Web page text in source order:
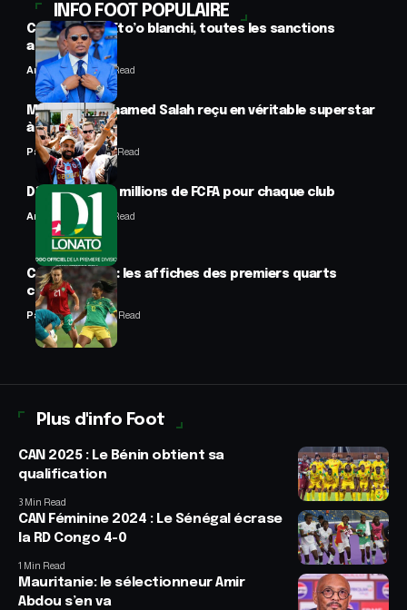
INFO FOOT POPULAIRE
CAF : Samuel Eto’o blanchi, toutes les sanctions
annulées
Anselme AVI2 Min Read
Mercato : Mohamed Salah reçu en véritable superstar
à Trabzon
Panafrofoot1 Min Read
D1 Lonato : 70 millions de FCFA pour chaque club
Anselme AVI 2 Min Read
CAN féminine : les affiches des premiers quarts
connues
Panafrofoot2 Min Read
Plus d'info Foot
CAN 2025 : Le Bénin obtient sa
qualification
3 Min Read
CAN Féminine 2024 : Le Sénégal écrase
la RD Congo 4-0
1 Min Read
Mauritanie: le sélectionneur Amir
Abdou s’en va